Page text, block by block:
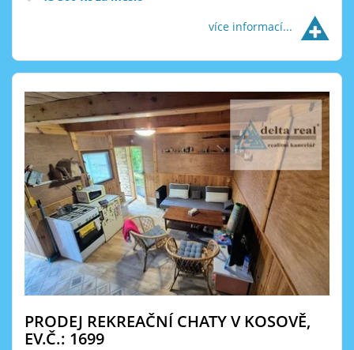
více informací...
PRODEJ REKREAČNÍ CHATY V KOSOVĚ,
EV.Č.: 1699